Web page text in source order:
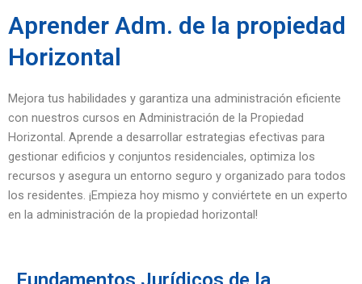
Aprender Adm. de la propiedad
Horizontal
Mejora tus habilidades y garantiza una administración eficiente
con nuestros cursos en Administración de la Propiedad
Horizontal. Aprende a desarrollar estrategias efectivas para
gestionar edificios y conjuntos residenciales, optimiza los
recursos y asegura un entorno seguro y organizado para todos
los residentes. ¡Empieza hoy mismo y conviértete en un experto
en la administración de la propiedad horizontal!